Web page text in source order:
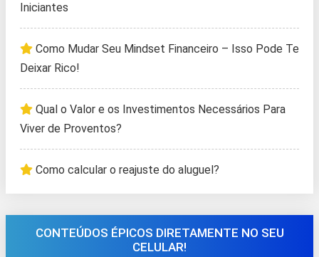
Iniciantes
Como Mudar Seu Mindset Financeiro – Isso Pode Te
Deixar Rico!
Qual o Valor e os Investimentos Necessários Para
Viver de Proventos?
Como calcular o reajuste do aluguel?
CONTEÚDOS ÉPICOS DIRETAMENTE NO SEU
CELULAR!